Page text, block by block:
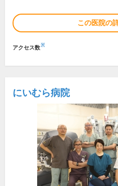
この医院の
アクセス数※
にいむら病院